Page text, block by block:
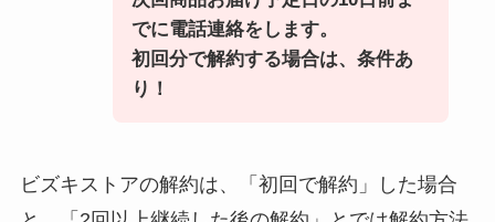
でに電話連絡をします。
初回分で解約する場合は、条件あ
り！
ビズキストアの解約は、「初回で解約」した場合